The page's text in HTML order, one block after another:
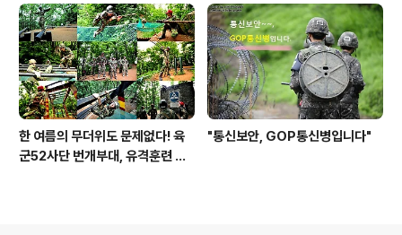
한 여름의 무더위도 문제없다! 육
군52사단 번개부대, 유격훈련 현
"통신보안, GOP통신병입니다"